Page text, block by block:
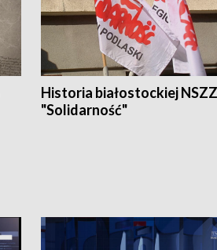
Historia białostockiej NSZZ
"Solidarność"